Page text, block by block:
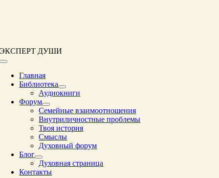
ЭКСПЕРТ ДУШИ
Переключение
навигацииГлавная
Библиотека
Аудиокниги
Форум
Семейные взаимоотношения
Внутриличностные проблемы
Твоя история
Смыслы
Духовный форум
Блог
Духовная страница
Контакты